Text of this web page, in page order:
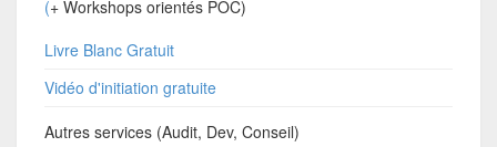
(+ Workshops orientés POC)
Livre Blanc Gratuit
Vidéo d'initiation gratuite
Autres services (Audit, Dev, Conseil)